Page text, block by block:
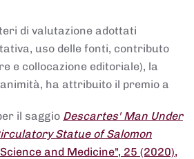
di valutazione adottati
uso delle fonti, contributo
e collocazione editoriale), la
ha attribuito il premio a
il saggio Descartes' Man Under
Statue of Salomon
and Medicine", 25 (2020),